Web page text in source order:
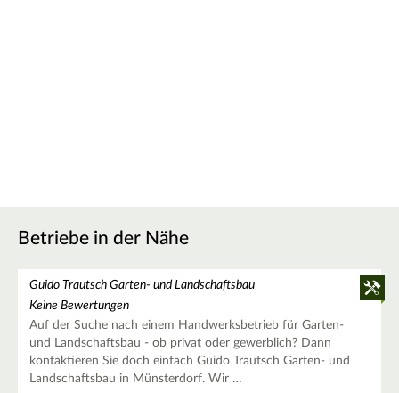
Betriebe in der Nähe
Guido Trautsch Garten- und Landschaftsbau
Keine Bewertungen
Auf der Suche nach einem Handwerksbetrieb für Garten-
und Landschaftsbau - ob privat oder gewerblich? Dann
kontaktieren Sie doch einfach Guido Trautsch Garten- und
Landschaftsbau in Münsterdorf. Wir …